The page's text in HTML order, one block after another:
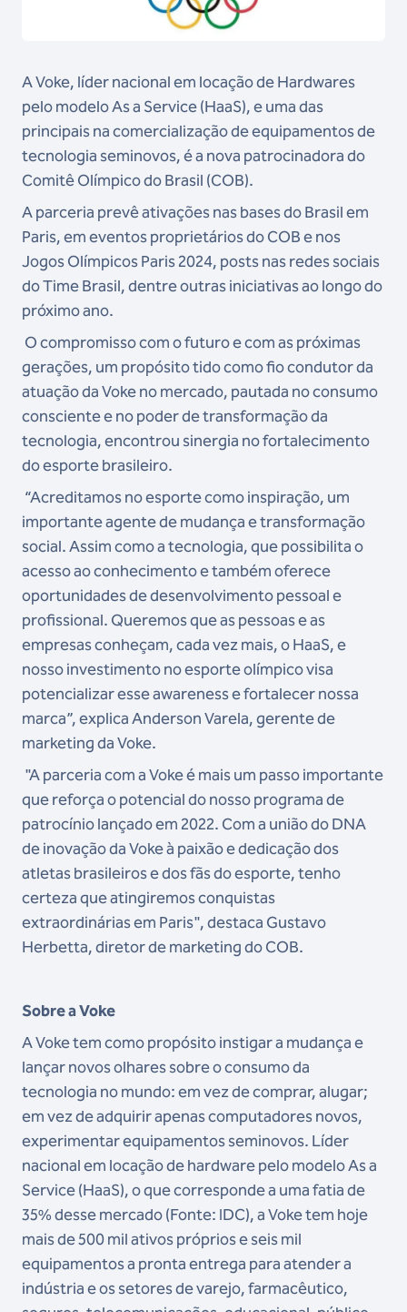
A Voke, líder nacional em locação de Hardwares
pelo modelo As a Service (HaaS), e uma das
principais na comercialização de equipamentos de
tecnologia seminovos, é a nova patrocinadora do
Comitê Olímpico do Brasil (COB).
A parceria prevê ativações nas bases do Brasil em
Paris, em eventos proprietários do COB e nos
Jogos Olímpicos Paris 2024, posts nas redes sociais
do Time Brasil, dentre outras iniciativas ao longo do
próximo ano.
O compromisso com o futuro e com as próximas
gerações, um propósito tido como fio condutor da
atuação da Voke no mercado, pautada no consumo
consciente e no poder de transformação da
tecnologia, encontrou sinergia no fortalecimento
do esporte brasileiro.
“Acreditamos no esporte como inspiração, um
importante agente de mudança e transformação
social. Assim como a tecnologia, que possibilita o
acesso ao conhecimento e também oferece
oportunidades de desenvolvimento pessoal e
profissional. Queremos que as pessoas e as
empresas conheçam, cada vez mais, o HaaS, e
nosso investimento no esporte olímpico visa
potencializar esse awareness e fortalecer nossa
marca”, explica Anderson Varela, gerente de
marketing da Voke.
"A parceria com a Voke é mais um passo importante
que reforça o potencial do nosso programa de
patrocínio lançado em 2022. Com a união do DNA
de inovação da Voke à paixão e dedicação dos
atletas brasileiros e dos fãs do esporte, tenho
certeza que atingiremos conquistas
extraordinárias em Paris", destaca Gustavo
Herbetta, diretor de marketing do COB.
Sobre a Voke
A Voke tem como propósito instigar a mudança e
lançar novos olhares sobre o consumo da
tecnologia no mundo: em vez de comprar, alugar;
em vez de adquirir apenas computadores novos,
experimentar equipamentos seminovos. Líder
nacional em locação de hardware pelo modelo As a
Service (HaaS), o que corresponde a uma fatia de
35% desse mercado (Fonte: IDC), a Voke tem hoje
mais de 500 mil ativos próprios e seis mil
equipamentos a pronta entrega para atender a
indústria e os setores de varejo, farmacêutico,